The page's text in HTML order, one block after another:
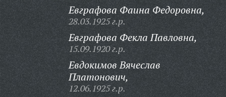
Евграфова Фаина Федоровна,
28.03.1925 г.р.
Евграфова Фекла Павловна,
15.09.1920 г.р.
Евдокимов Вячеслав
Платонович,
12.06.1925 г.р.